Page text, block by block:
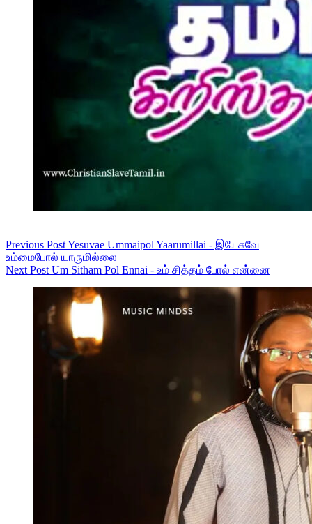
Previous PostYesuvae Ummaipol Yaarumillai - இயேசுவே
உம்மைபோல் யாருமில்லை
Next Post Um Sitham Pol Ennai - உம் சித்தம் போல் என்னை